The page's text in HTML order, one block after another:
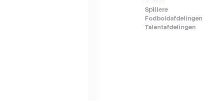
Footer-
menu
Spillere
Fodboldafdelingen
Talentafdelingen